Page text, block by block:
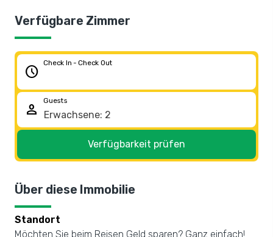
Verfügbare Zimmer
schedule
Check In - Check Out
person
Guests
Verfügbarkeit prüfen
Über diese Immobilie
Standort
Möchten Sie beim Reisen Geld sparen? Ganz einfach!